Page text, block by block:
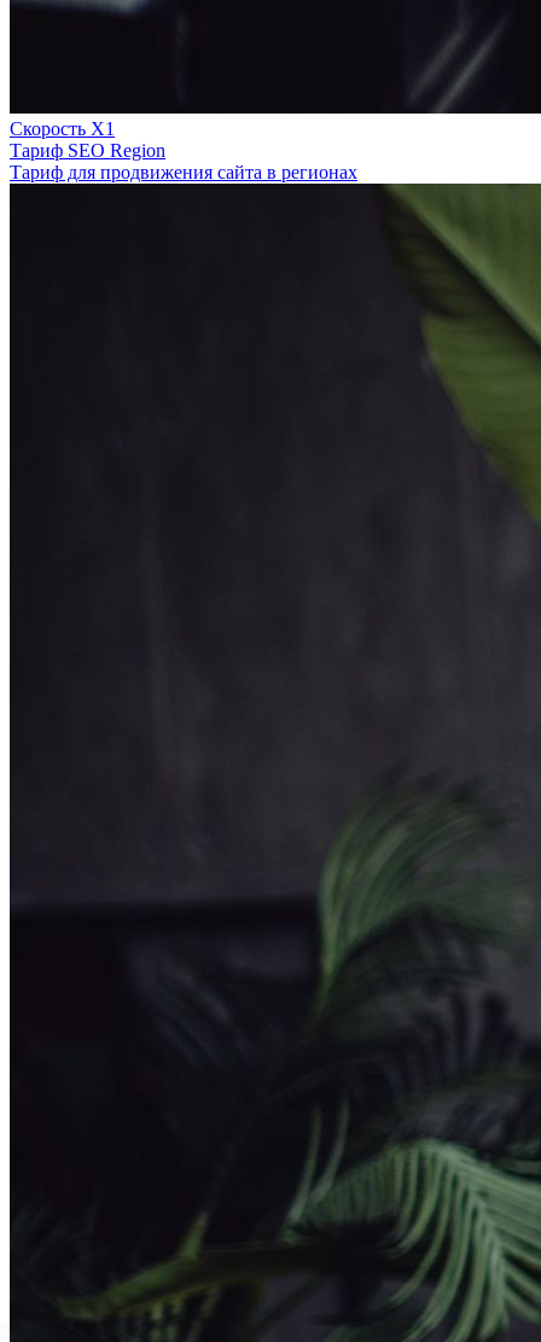
Скорость Х1
Тариф SEO Region
Тариф для продвижения сайта в регионах